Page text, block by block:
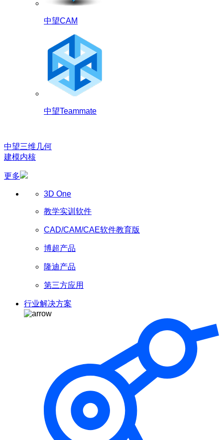
中望CAM
中望Teammate
中望三维几何
建模内核
更多
3D One
教学实训软件
CAD/CAM/CAE软件教育版
博超产品
隆迪产品
第三方应用
行业解决方案